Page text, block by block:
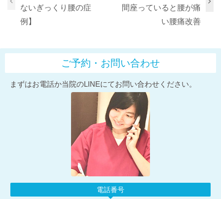
ないぎっくり腰の症
例】
間座っていると腰が痛
い腰痛改善
ご予約・お問い合わせ
まずはお電話か当院のLINEにてお問い合わせください。
電話番号